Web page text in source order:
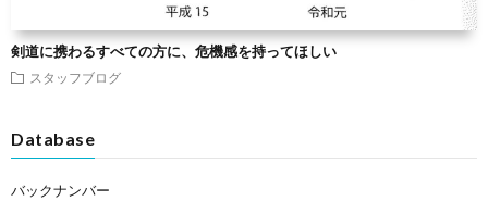
剣道に携わるすべての方に、危機感を持ってほしい
スタッフブログ
Database
バックナンバー